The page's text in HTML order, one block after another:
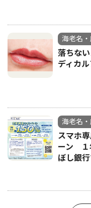
海老名
落ちな
ディカ
海老名
スマホ
ーン １
ぼし銀